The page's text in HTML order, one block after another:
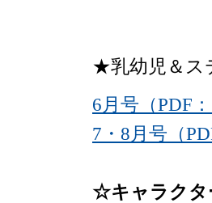
★乳幼児＆ス
6月号（PDF
7・ 8月号 （
☆キャラクタ